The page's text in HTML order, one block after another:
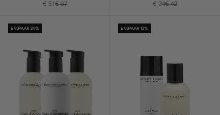
Aanbiedingsprijs
€ 51 Normale prijs
€ 67 Aanbiedingsprijs
€ 34Normale prijs
€ 42
BESPAAR 24%
In Winkelmand BESPAAR 12%
In Winkelmand